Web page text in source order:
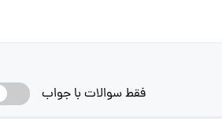
فقط سوالات با جواب